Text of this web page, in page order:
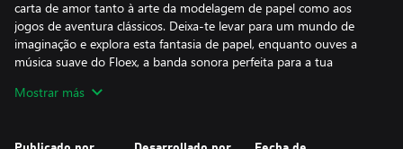
carta de amor tanto à arte da modelagem de papel como aos
jogos de aventura clássicos. Deixa-te levar para um mundo de
imaginação e explora esta fantasia de papel, enquanto ouves a
música suave do Floex, a banda sonora perfeita para a tua
Mostrar más